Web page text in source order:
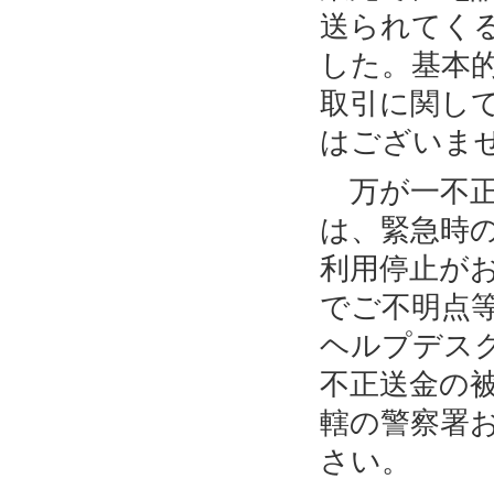
送られてく
した。基本
取引に関し
はございま
万が一不
は、緊急時
利用停止が
でご不明点
ヘルプデス
不正送金の
轄の警察署
さい。